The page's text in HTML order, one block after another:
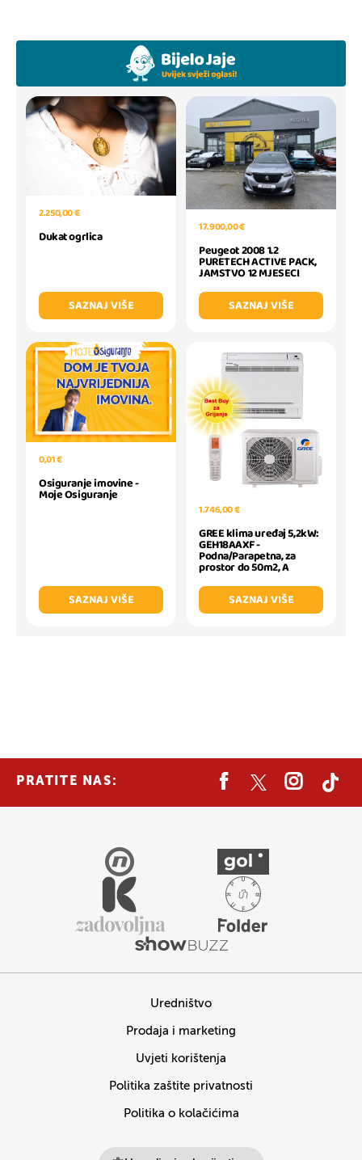
2.250,00 €
Dukat ogrlica
SAZNAJ VIŠE
17.900,00 €
Peugeot 2008 1.2
PURETECH ACTIVE PACK,
JAMSTVO 12 MJESECI
SAZNAJ VIŠE
0,01 €
Osiguranje imovine -
Moje Osiguranje
SAZNAJ VIŠE
1.746,00 €
GREE klima uređaj 5,2kW:
GEH18AAXF -
Podna/Parapetna, za
prostor do 50m2, A
SAZNAJ VIŠE
PRATITE NAS:
Uredništvo
Prodaja i marketing
Uvjeti korištenja
Politika zaštite privatnosti
Politika o kolačićima